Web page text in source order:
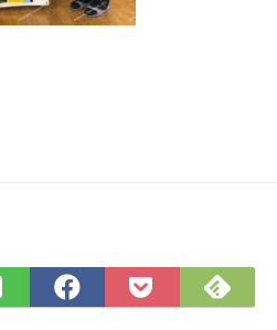
LINE
で
Facebook
で
Pocket
に
で